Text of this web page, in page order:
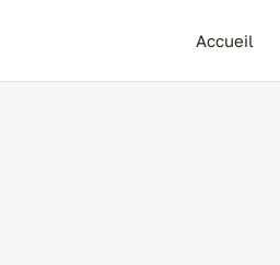
Accueil